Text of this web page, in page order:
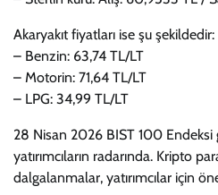
Akaryakıt fiyatları ise şu şekildedir:
– Benzin: 63,74 TL/LT
– Motorin: 71,64 TL/LT
– LPG: 34,99 TL/LT
28 Nisan 2026 BIST 100 Endeksi
yatırımcıların radarında. Kripto
dalgalanmalar, yatırımcılar için